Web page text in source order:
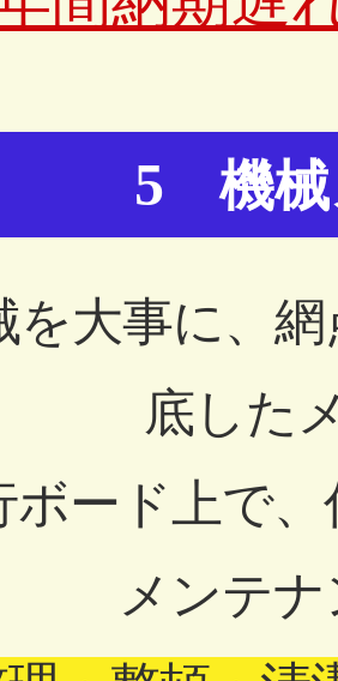
5 機械
を大事に、
底した
ボード上で
メンテ